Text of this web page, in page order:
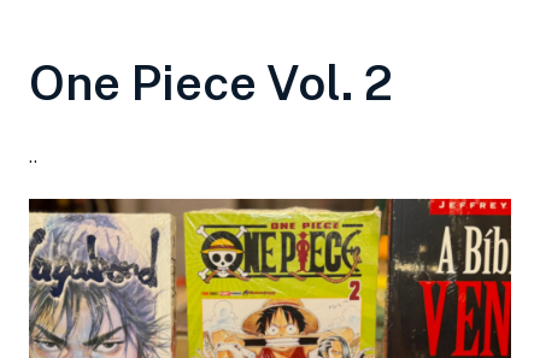
One Piece Vol. 2
..